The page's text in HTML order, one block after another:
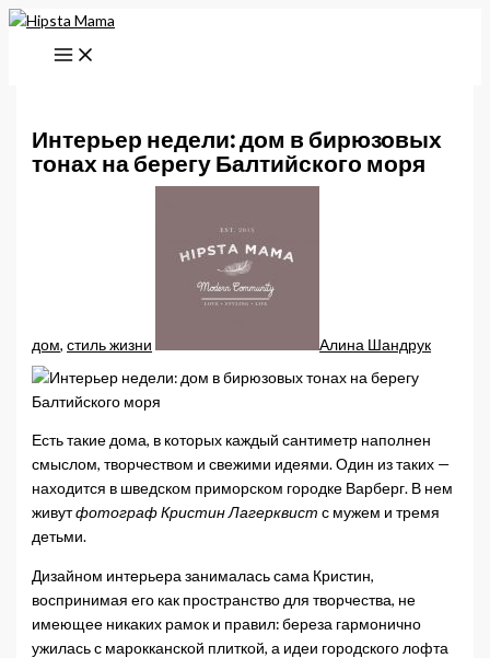
Перейти
содержимому
Интерьер недели: дом в бирюзовых
тонах на берегу Балтийского моря
дом,стиль жизни Алина Шандрук
Есть такие дома, в которых каждый сантиметр наполнен
смыслом, творчеством и свежими идеями. Один из таких —
находится в шведском приморском городке Варберг. В нем
живутфотограф Кристин Лагерквист с мужем и тремя
детьми.
Дизайном интерьера занималась сама Кристин,
воспринимая его как пространство для творчества, не
имеющее никаких рамок и правил: береза гармонично
ужилась с марокканской плиткой, а идеи городского лофта